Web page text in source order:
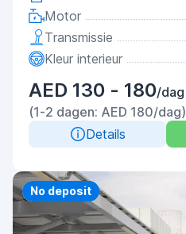
Motor
Transmissie
Kleur interieur
AED 130 - 180/dag
(1-2 dagen: AED 180/dag)
Details
Priority
No deposit